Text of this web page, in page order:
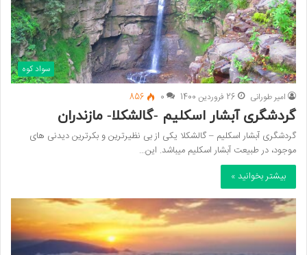
سواد کوه
امیر طورانی 26 فروردین 1400 0
856
گردشگری آبشار اسکلیم -گالشکلا- مازندران
گردشگری آبشار اسکلیم – گالشکلا یکی از بی نظیرترین و بکرترین دیدنی های
موجود، در طبیعت آبشار اسکلیم میباشد. این…
بیشتر بخوانید »